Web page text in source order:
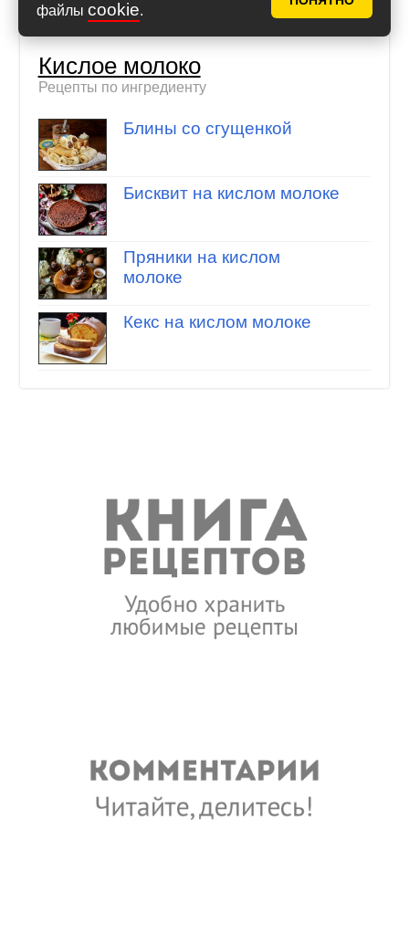
файлы cookie.
Кислое молоко
Рецепты по ингредиенту
Блины со сгущенкой
Бисквит на кислом молоке
Пряники на кислом
молоке
Кекс на кислом молоке